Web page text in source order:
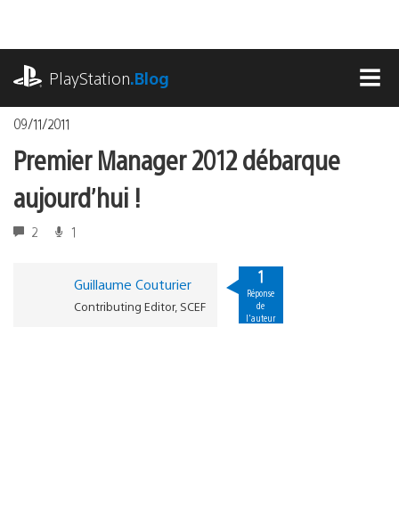
contenu
PlayStation.Blog
09/11/2011
Premier Manager 2012 débarque
aujourd’hui !
2 1
Guillaume Couturier
Contributing Editor, SCEF
1
Réponse
de
l'auteur